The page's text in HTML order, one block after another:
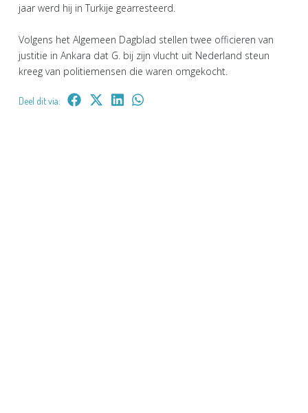
jaar werd hij in Turkije gearresteerd.
Volgens het Algemeen Dagblad stellen twee officieren van
justitie in Ankara dat G. bij zijn vlucht uit Nederland steun
kreeg van politiemensen die waren omgekocht.
Deel dit via: